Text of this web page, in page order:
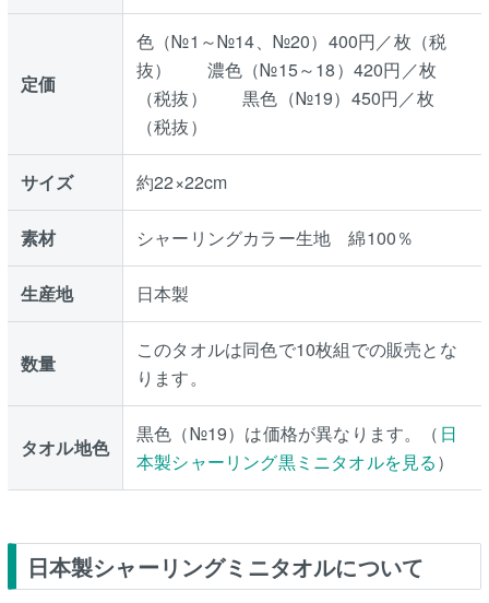
定価
色（№1～№14、№20）400円／枚（税
抜） 濃色（№15～18）420円／枚
（税抜） 黒色（№19）450円／枚
（税抜）
サイズ 約22×22cm
素材 シャーリングカラー生地 綿100％
生産地 日本製
数量
このタオルは同色で10枚組での販売とな
ります。
タオル地色
黒色（№19）は価格が異なります。（ 日
本製シャーリング黒ミニタオルを見る）
日本製シャーリングミニタオルについて